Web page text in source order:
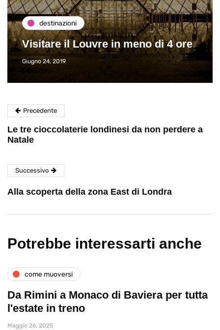
destinazioni
Visitare il Louvre in meno di 4 ore
Giugno 24, 2019
Precedente
Le tre cioccolaterie londinesi da non perdere a
Natale
Successivo
Alla scoperta della zona East di Londra
Potrebbe interessarti anche
come muoversi
Da Rimini a Monaco di Baviera per tutta
l'estate in treno
Maggio 26, 2025